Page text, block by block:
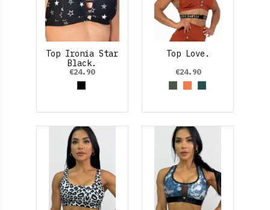
Top Ironia Star
Black.
€24.90
Black
Top Love.
€24.90
Verde Oliva
Marrón claro
Verde Medio